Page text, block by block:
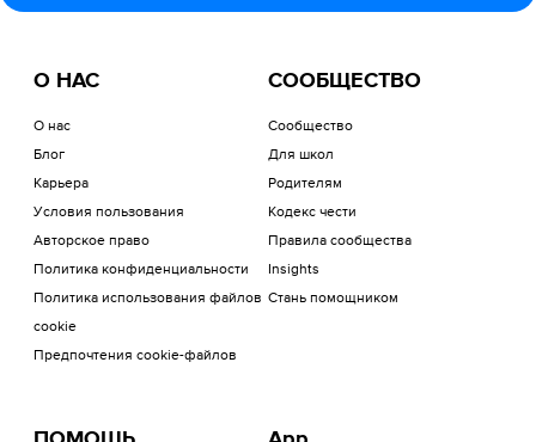
О НАС
О нас
Блог
Карьера
Условия пользования
Авторское право
Политика конфиденциальности
Политика использования файлов
cookie
Предпочтения cookie-файлов
СООБЩЕСТВО
Сообщество
Для школ
Родителям
Кодекс чести
Правила сообщества
Insights
Стань помощником